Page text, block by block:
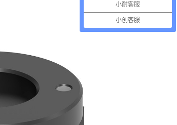
小耐客服
小创客服